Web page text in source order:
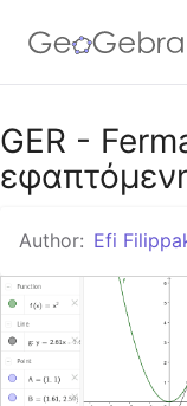
Google
GER -
Author: Efi